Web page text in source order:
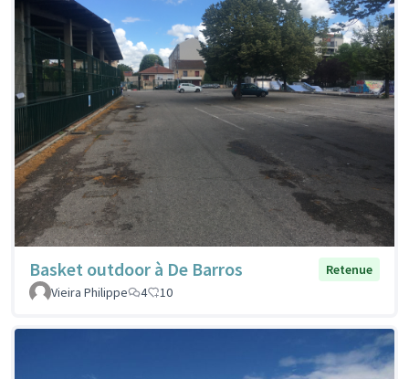
Basket outdoor à De Barros
Retenue
Vieira Philippe
4 10